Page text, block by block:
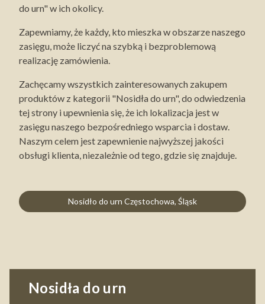
do urn" w ich okolicy.
Zapewniamy, że każdy, kto mieszka w obszarze naszego
zasięgu, może liczyć na szybką i bezproblemową
realizację zamówienia.
Zachęcamy wszystkich zainteresowanych zakupem
produktów z kategorii "Nosidła do urn", do odwiedzenia
tej strony i upewnienia się, że ich lokalizacja jest w
zasięgu naszego bezpośredniego wsparcia i dostaw.
Naszym celem jest zapewnienie najwyższej jakości
obsługi klienta, niezależnie od tego, gdzie się znajduje.
Nosidło do urn Częstochowa, Śląsk
Nosidła do urn